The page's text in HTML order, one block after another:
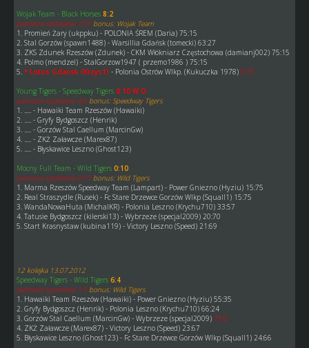
Wojak Team - Black Horses 8:2
pierwsze spotkanie 10:0 bonus: Wojak Team
1. Promień Żary (ukppku) - POLONIA ŚREM (Daria) 75:15
2. Stal Gorzów (spawn1488) - Warsillia Gdańsk (tomecki) 63:27
3. ZKS Zdunek Rzeszów (Zdunek) - CKM Włókniarz Częstochowa (damianj002) 75:15
4. Polmo (mendzel) - StalGorzow1947 ( przemo1986 ) 75:15
5. * Lotos Gdańsk (Krzys1) - Polonia Ostrów Wlkp. (Kukuczka 1978) 0:75
Young Tigers - Speedway Tigers 0:10 W.O.
pierwsze spotkanie 4:6 bonus: Speedway Tigers
1. ..... - Hawaiki Team Rzeszów (Hawaiki)
2. ..... - Gryfy Bydgoszcz (Henrik)
3. ..... - Gorzów Stal Caellum (MarcinGw)
4. ..... - ZKŻ Załawcze (Marex87)
5. ..... - Błyskawice Leszno (Ghost123)
Mocny Full Team - Wild Tigers 0:10
pierwsze spotkanie 0:10 bonus: Wild Tigers
1. Marma Rzeszów Speedway Team (Lampart) - Power Gniezno (Hyziu) 15:75
2. Real Straszydle (Rusek) - Fc Stare Drzewce Gorzów Wlkp (Squall1) 15:75
3. WandaNowaHuta (MichalKR) - Polonia Leszno (Krychu710) 33:57
4. Tatusie Bydgoszcz (kilerski13) - Wybrzeze (specjal2009) 20:70
5. Start Krasnystaw (kubina119) - Victory Leszno (Speed) 21:69
12 kolejka 13.07.2012
Speedway Tigers - Wild Tigers 6:4
pierwsze spotkanie 1:9 bonus: Wild Tigers
1. Hawaiki Team Rzeszów (Hawaiki) - Power Gniezno (Hyziu) 55:35
2. Gryfy Bydgoszcz (Henrik) - Polonia Leszno (Krychu710) 66:24
3. Gorzów Stal Caellum (MarcinGw) - Wybrzeze (specjal2009) 75:0
4. ZKŻ Załawcze (Marex87) - Victory Leszno (Speed) 23:67
5. Błyskawice Leszno (Ghost123) - Fc Stare Drzewce Gorzów Wlkp (Squall1) 24:66